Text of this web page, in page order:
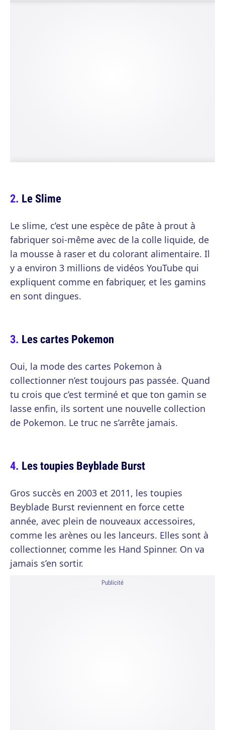
Le Slime
Le slime, c’est une espèce de pâte à prout à
fabriquer soi-même avec de la colle liquide, de
la mousse à raser et du colorant alimentaire. Il
y a environ 3 millions de vidéos YouTube qui
expliquent comme en fabriquer, et les gamins
en sont dingues.
Les cartes Pokemon
Oui, la mode des cartes Pokemon à
collectionner n’est toujours pas passée. Quand
tu crois que c’est terminé et que ton gamin se
lasse enfin, ils sortent une nouvelle collection
de Pokemon. Le truc ne s’arrête jamais.
Les toupies Beyblade Burst
Gros succès en 2003 et 2011, les toupies
Beyblade Burst reviennent en force cette
année, avec plein de nouveaux accessoires,
comme les arènes ou les lanceurs. Elles sont à
collectionner, comme les Hand Spinner. On va
jamais s’en sortir.
Publicité